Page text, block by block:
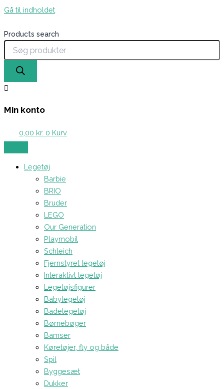
Gå til indholdet
Products search
Min konto
0,00 kr. 0 Kurv
Legetøj
Barbie
BRIO
Bruder
LEGO
Our Generation
Playmobil
Schleich
Fjernstyret legetøj
Interaktivt legetøj
Legetøjsfigurer
Babylegetøj
Badelegetøj
Børnebøger
Bamser
Køretøjer, fly og både
Spil
Byggesæt
Dukker